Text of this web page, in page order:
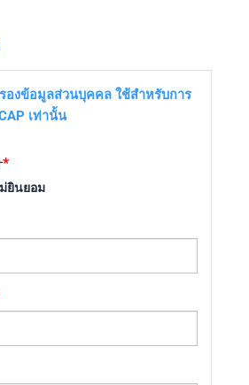
องข้อมูลส่วนบุคคล ใช้สำหรับการ
เท่านั้น
*
ยินยอม